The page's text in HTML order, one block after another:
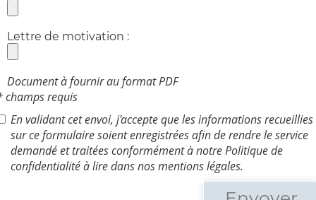
Lettre de motivation :
Document à fournir au format PDF
champs requis
En validant cet envoi, j'accepte que les informations recueillies
sur ce formulaire soient enregistrées afin de rendre le service
demandé et traitées conformément à notre Politique de
confidentialité à lire dans nos mentions légales.